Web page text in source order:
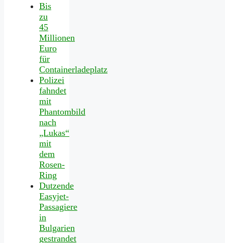
Bis
zu
45
Millionen
Euro
für
Containerladeplatz
Polizei
fahndet
mit
Phantombild
nach
„Lukas“
mit
dem
Rosen-
Ring
Dutzende
Easyjet-
Passagiere
in
Bulgarien
gestrandet